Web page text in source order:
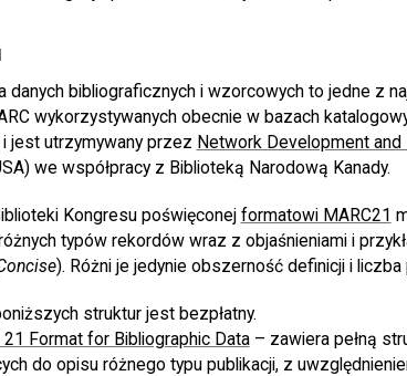
danych bibliograficznych i wzorcowych to jedne z
wykorzystywanych obecnie w bazach
jest utrzymywany przez Network Development and
we współpracy z Biblioteką Narodową Kanady.
Kongresu poświęconej formatowi MARC21
typów rekordów wraz z objaśnieniami i
). Różni je jedynie obszerność definicji i
struktur jest bezpłatny.
21 Format for Bibliographic Data– zawiera pełną
do opisu różnego typu publikacji, z